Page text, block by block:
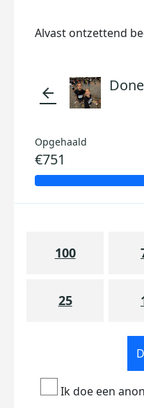
Alvast ontzettend
arrow_back
Opgehaald
€751
100
25
Ik doe een